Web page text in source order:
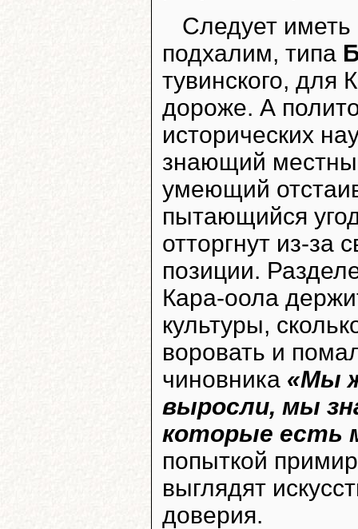
Следует иметь
подхалим, типа
тувинского, для
дороже. А
исторических
знающий
умеющий
пытающийся
отторгнут из-за
позиции.
Кара-оола
культуры,
воровать и
чиновника «Мы
выросли, мы
которые есть
попыткой
выглядят
доверия.